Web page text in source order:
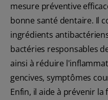
mesure préventive
bonne santé dentaire. Il
ingrédients
bactéries responsables
ainsi à réduire
gencives, symptômes
Enfin, il aide à prévenir